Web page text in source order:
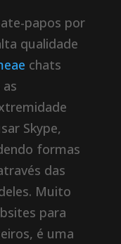
papos por
qualidade
chats
Skype,
formas
das
Muito
para
é uma